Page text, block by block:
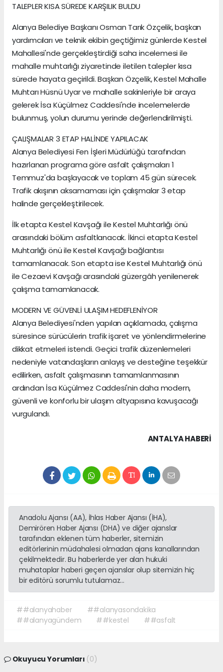
TALEPLER KISA SÜREDE KARŞILIK BULDU
Alanya Belediye Başkanı Osman Tarık Özçelik, başkan
yardımcıları ve teknik ekibin geçtiğimiz günlerde Kestel
Mahallesi'nde gerçekleştirdiği saha incelemesi ile
mahalle muhtarlığı ziyaretinde iletilen talepler kısa
sürede hayata geçirildi. Başkan Özçelik, Kestel Mahalle
Muhtarı Hüsnü Uyar ve mahalle sakinleriyle bir araya
gelerek İsa Küçülmez Caddesi'nde incelemelerde
bulunmuş, yolun durumu yerinde değerlendirilmişti.
ÇALIŞMALAR 3 ETAP HALİNDE YAPILACAK
Alanya Belediyesi Fen İşleri Müdürlüğü tarafından
hazırlanan programa göre asfalt çalışmaları 1
Temmuz'da başlayacak ve toplam 45 gün sürecek.
Trafik akışının aksamaması için çalışmalar 3 etap
halinde gerçekleştirilecek.
İlk etapta Kestel Kavşağı ile Kestel Muhtarlığı önü
arasındaki bölüm asfaltlanacak. İkinci etapta Kestel
Muhtarlığı önü ile Kestel Kavşağı bağlantısı
tamamlanacak. Son etapta ise Kestel Muhtarlığı önü
ile Cezaevi Kavşağı arasındaki güzergâh yenilenerek
çalışma tamamlanacak.
MODERN VE GÜVENLİ ULAŞIM HEDEFLENİYOR
Alanya Belediyesi'nden yapılan açıklamada, çalışma
süresince sürücülerin trafik işaret ve yönlendirmelerine
dikkat etmeleri istendi. Geçici trafik düzenlemeleri
nedeniyle vatandaşların anlayış ve desteğine teşekkür
edilirken, asfalt çalışmasının tamamlanmasının
ardından İsa Küçülmez Caddesi'nin daha modern,
güvenli ve konforlu bir ulaşım altyapısına kavuşacağı
vurgulandı.
ANTALYA HABERİ
Anadolu Ajansı (AA), İhlas Haber Ajansı (İHA),
Demirören Haber Ajansı (DHA) ve diğer ajanslar
tarafından eklenen tüm haberler, sitemizin
editörlerinin müdahalesi olmadan ajans kanallarından
çekilmektedir. Bu haberlerde yer alan hukuki
muhataplar haberi geçen ajanslar olup sitemizin hiç
bir editörü sorumlu tutulamaz...
##alanyahaber
##alanyasondakika
##alanyagündem
##kestel ##asfalt
Okuyucu Yorumları (0)